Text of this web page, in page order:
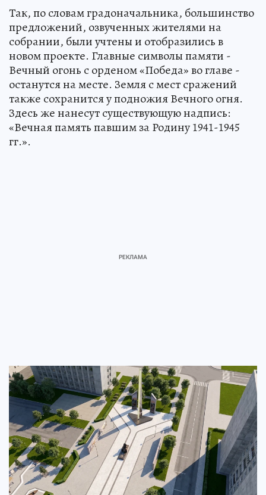
Так, по словам градоначальника, большинство
предложений, озвученных жителями на
собрании, были учтены и отобразились в
новом проекте. Главные символы памяти -
Вечный огонь с орденом «Победа» во главе -
останутся на месте. Земля с мест сражений
также сохранится у подножия Вечного огня.
Здесь же нанесут существующую надпись:
«Вечная память павшим за Родину 1941-1945
гг.».